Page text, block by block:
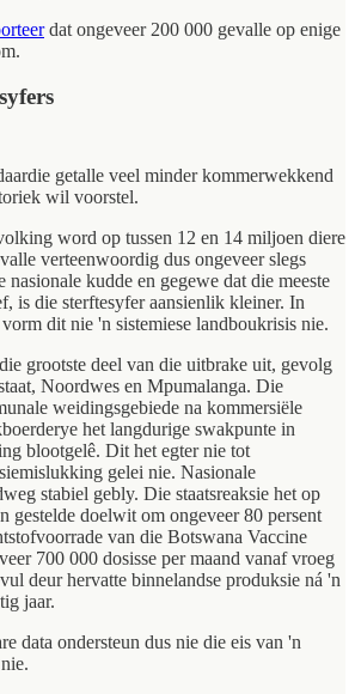
dat ongeveer 200 000 gevalle op enige
getalle veel minder kommerwekkend
wil voorstel.
word op tussen 12 en 14 miljoen diere
verteenwoordig dus ongeveer slegs
kudde en gegewe dat die meeste
is die sterftesyfer aansienlik kleiner. In
dit nie 'n sistemiese landboukrisis nie.
grootste deel van die uitbrake uit, gevolg
Noordwes en Mpumalanga. Die
weidingsgebiede na kommersiële
het langdurige swakpunte in
blootgelê. Dit het egter nie tot
gelei nie. Nasionale
stabiel gebly. Die staatsreaksie het op
gestelde doelwit om ongeveer 80 persent
van die Botswana Vaccine
700 000 dosisse per maand vanaf vroeg
deur hervatte binnelandse produksie ná 'n
jaar.
data ondersteun dus nie die eis van 'n